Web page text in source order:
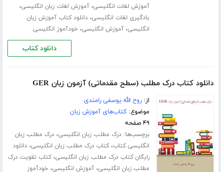
آموزش لغات انگلیسی،آموزش لغات زبان انگلیسی،
یادگیری لغات انگلیسی،دانلود کتاب آموزش زبان
انگلیسی،آموزش انگلیسی، خودآموز انگلیسی
دانلود کتاب
دانلود کتاب درک مطلب (سطح مقدماتی) آزمون زبان GER
از:روح الله یوسفی رامندی
موضوع:کتاب‌های آموزش زبان
۴۹ صفحه
برچسب‌ها:درک مطلب زبان انگلیسی،درک مطلب زبان
انگلیسی کتاب،کتاب درک مطلب زبان انگلیسی،دانلود
رایگان کتاب درک مطلب زبان انگلیسی،کتاب تقویت درک
مطلب زبان انگلیسی،آموزش انگلیسی، خودآموز